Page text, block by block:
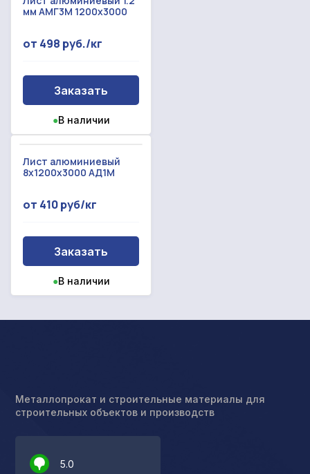
мм АМГ3М 1200х3000
от 498 руб./кг
Заказать
●В наличии
Лист алюминиевый
8x1200x3000 АД1М
от 410 руб/кг
Заказать
●В наличии
Металлопрокат и строительные материалы для
строительных объектов и производств
5.0